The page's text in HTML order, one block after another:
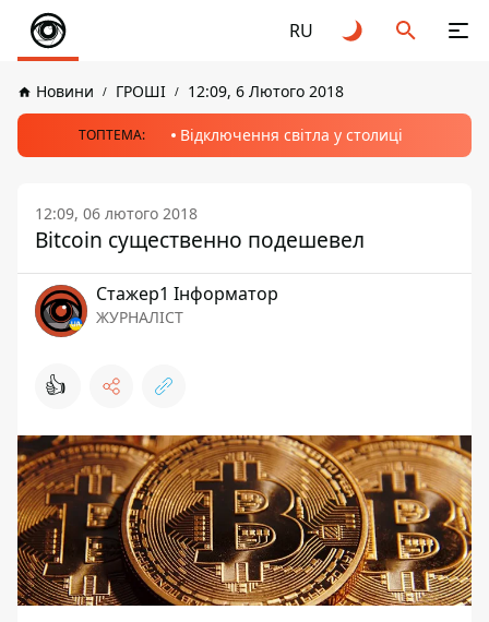
RU
Новини ГРОШІ 12:09, 6 Лютого 2018
ТОПТЕМА: Відключення світла у столиці
12:09, 06 лютого 2018
Bitcoin существенно подешевел
Стажер1 Інформатор
ЖУРНАЛІСТ
👍